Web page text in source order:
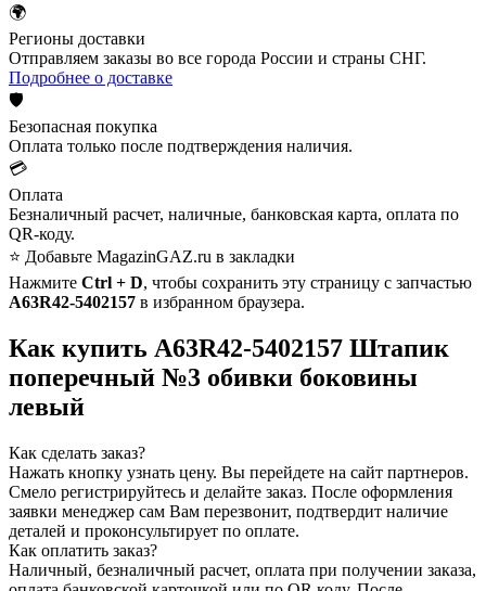
🌍
Регионы доставки
Отправляем заказы во все города России и страны СНГ.
Подробнее о доставке
🛡️
Безопасная покупка
Оплата только после подтверждения наличия.
💳
Оплата
Безналичный расчет, наличные, банковская карта, оплата по
QR-коду.
⭐ Добавьте MagazinGAZ.ru в закладки
Нажмите Ctrl + D, чтобы сохранить эту страницу с запчастью
А63R42-5402157 в избранном браузера.
Как купить А63R42-5402157 Штапик
поперечный №3 обивки боковины
левый
Как сделать заказ?
Нажать кнопку узнать цену. Вы перейдете на сайт партнеров.
Смело регистрируйтесь и делайте заказ. После оформления
заявки менеджер сам Вам перезвонит, подтвердит наличие
деталей и проконсультирует по оплате.
Как оплатить заказ?
Наличный, безналичный расчет, оплата при получении заказа,